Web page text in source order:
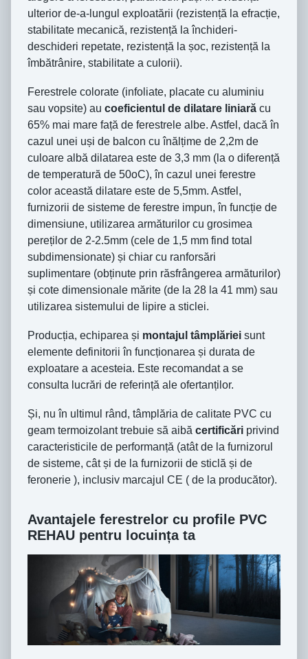
ulterior de-a-lungul exploatării (rezistență la efracție,
stabilitate mecanică, rezistență la închideri-
deschideri repetate, rezistență la șoc, rezistență la
îmbătrânire, stabilitate a culorii).
Ferestrele colorate (infoliate, placate cu aluminiu
sau vopsite) au coeficientul de dilatare liniară cu
65% mai mare față de ferestrele albe. Astfel, dacă în
cazul unei uși de balcon cu înălțime de 2,2m de
culoare albă dilatarea este de 3,3 mm (la o diferență
de temperatură de 50oC), în cazul unei ferestre
color această dilatare este de 5,5mm. Astfel,
furnizorii de sisteme de ferestre impun, în funcție de
dimensiune, utilizarea armăturilor cu grosimea
pereților de 2-2.5mm (cele de 1,5 mm find total
subdimensionate) și chiar cu ranforsări
suplimentare (obținute prin răsfrângerea armăturilor)
și cote dimensionale mărite (de la 28 la 41 mm) sau
utilizarea sistemului de lipire a sticlei.
Producția, echiparea și montajul tâmplăriei sunt
elemente definitorii în funcționarea și durata de
exploatare a acesteia. Este recomandat a se
consulta lucrări de referință ale ofertanților.
Și, nu în ultimul rând, tâmplăria de calitate PVC cu
geam termoizolant trebuie să aibă certificări privind
caracteristicile de performanță (atât de la furnizorul
de sisteme, cât și de la furnizorii de sticlă și de
feronerie ), inclusiv marcajul CE ( de la producător).
Avantajele ferestrelor cu profile PVC
REHAU pentru locuința ta